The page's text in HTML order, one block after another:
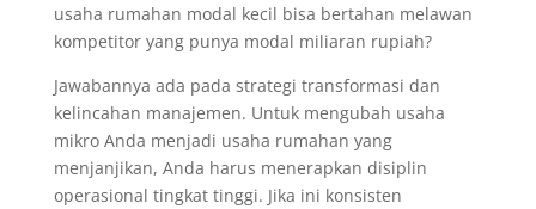
usaha rumahan modal kecil bisa bertahan melawan
kompetitor yang punya modal miliaran rupiah?
Jawabannya ada pada strategi transformasi dan
kelincahan manajemen. Untuk mengubah usaha
mikro Anda menjadi usaha rumahan yang
menjanjikan, Anda harus menerapkan disiplin
operasional tingkat tinggi. Jika ini konsisten